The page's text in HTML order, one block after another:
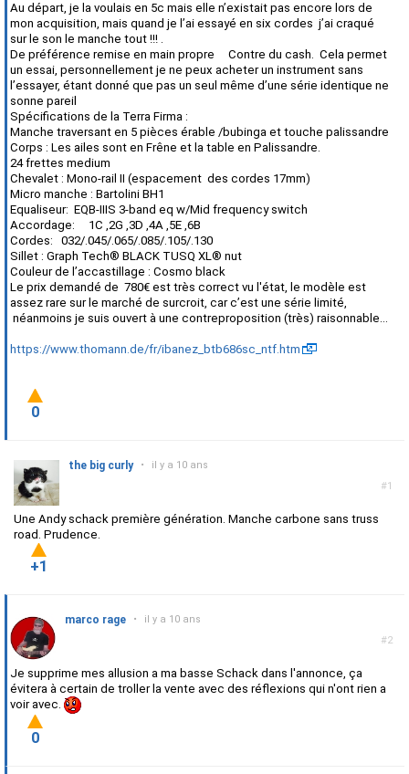
Au départ, je la voulais en 5c mais elle n’existait pas encore lors de
mon acquisition, mais quand je l’ai essayé en six cordes j’ai craqué
sur le son le manche tout !!! .
De préférence remise en main propre
Contre du cash. Cela permet
un essai, personnellement je ne peux acheter un instrument sans
l’essayer, étant donné que pas un seul même d’une série identique ne
sonne pareil
Spécifications de la Terra Firma :
Manche traversant en 5 pièces érable /bubinga et touche palissandre
Corps : Les ailes sont en Frêne et la table en Palissandre.
24 frettes medium
Chevalet : Mono-rail II (espacement des cordes 17mm)
Micro manche : Bartolini BH1
Equaliseur: EQB-IIIS 3-band eq w/Mid frequency switch
Accordage:
1C ,2G ,3D ,4A ,5E ,6B
Cordes:
032/.045/.065/.085/.105/.130
Sillet : Graph Tech® BLACK TUSQ XL® nut
Couleur de l’accastillage : Cosmo black
Le prix demandé de 780€ est très correct vu l'état, le modèle est
assez rare sur le marché de surcroit, car c’est une série limité,
néanmoins je suis ouvert à une contreproposition (très) raisonnable...
https://www.thomann.de/fr/ibanez_btb686sc_ntf.htm
0
#1
the big curly • il y a 10 ans
Une Andy schack première génération. Manche carbone sans truss
road. Prudence.
+1
#2
marco rage • il y a 10 ans
Je supprime mes allusion a ma basse Schack dans l'annonce, ça
évitera à certain de troller la vente avec des réflexions qui n'ont rien a
voir avec.
0